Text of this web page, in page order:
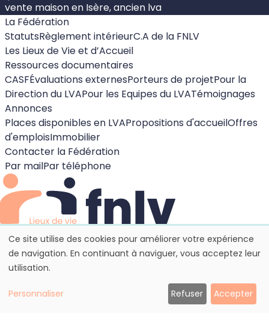
vente maison en Isère, ancien lva
La Fédération
StatutsRèglement intérieurC.A de la FNLV
Les Lieux de Vie et d’Accueil
Ressources documentaires
CASFÉvaluations externesPorteurs de projetPour la
Direction du LVAPour les Equipes du LVATémoignages
Annonces
Places disponibles en LVAPropositions d'accueilOffres
d'emploisImmobilier
Contacter la Fédération
Par mailPar téléphone
Mentions légales
Politique de cookies
Paramètrage des cookies
Vie et d’ Accueil.
Ce site utilise des cookies pour améliorer votre expérience
de navigation. En continuant à naviguer, vous acceptez leur
utilisation.
Personnaliser Refuser Accepter